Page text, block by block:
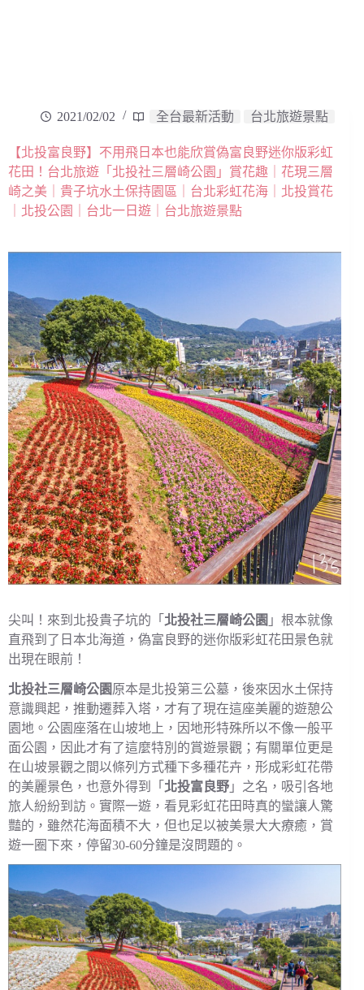
2021/02/02 全台最新活動 台北旅遊景點
【北投富良野】不用飛日本也能欣賞偽富良野迷你版彩虹
花田！台北旅遊「北投社三層崎公園」賞花趣｜花現三層
崎之美｜貴子坑水土保持園區｜台北彩虹花海｜北投賞花
｜北投公園｜台北一日遊｜台北旅遊景點
尖叫！來到北投貴子坑的「 北投社三層崎公園 」根本就像
直飛到了日本北海道，偽富良野的迷你版彩虹花田景色就
出現在眼前！
北投社三層崎公園原本是北投第三公墓，後來因水土保持
意識興起，推動遷葬入塔，才有了現在這座美麗的遊憩公
園地。公園座落在山坡地上，因地形特殊所以不像一般平
面公園，因此才有了這麼特別的賞遊景觀；有關單位更是
在山坡景觀之間以條列方式種下多種花卉，形成彩虹花帶
的美麗景色，也意外得到「 北投富良野 」之名，吸引各地
旅人紛紛到訪。實際一遊，看見彩虹花田時真的蠻讓人驚
豔的，雖然花海面積不大，但也足以被美景大大療癒，賞
遊一圈下來，停留30-60分鐘是沒問題的。